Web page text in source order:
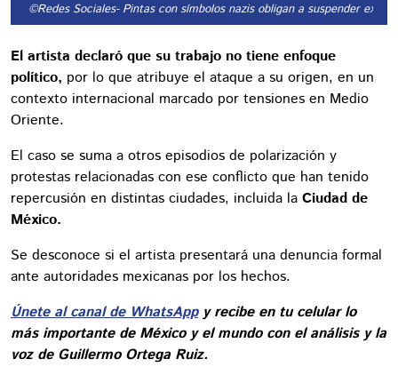
©Redes Sociales- Pintas con símbolos nazis obligan a suspender
El artista declaró que su trabajo no tiene enfoque
político, por lo que atribuye el ataque a su origen, en un
contexto internacional marcado por tensiones en Medio
Oriente.
El caso se suma a otros episodios de polarización y
protestas relacionadas con ese conflicto que han tenido
repercusión en distintas ciudades, incluida la Ciudad de
México.
Se desconoce si el artista presentará una denuncia formal
ante autoridades mexicanas por los hechos.
Únete al canal de WhatsAppy recibe en tu celular lo
más importante de México y el mundo con el análisis y la
voz de Guillermo Ortega Ruiz.